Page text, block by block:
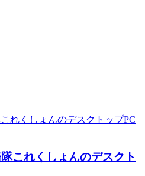
これくしょんのデスクト